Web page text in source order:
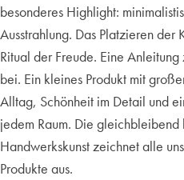
besonderes Highlight:
Ausstrahlung. Das Platzieren
Ritual der Freude. Eine
bei. Ein kleines Produkt mit
Alltag, Schönheit im Detail und
jedem Raum. Die gleichbleibend
Handwerkskunst zeichnet alle
Produkte aus.